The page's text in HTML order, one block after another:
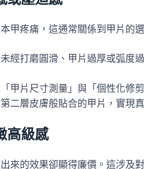
甲疼痛，這通常關係到甲片的
經打磨圓滑、甲片過厚或弧度
甲片尺寸測量」與「個性化修
二層皮膚般貼合的甲片，實現
高級感
來的效果卻顯得廉價。這涉及